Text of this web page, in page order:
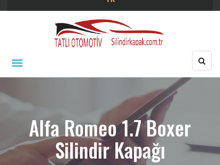
Alfa Romeo 1.7 Boxer
Silindir Kapağı